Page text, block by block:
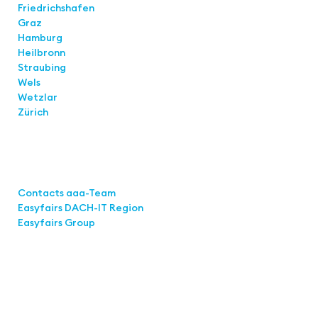
Friedrichshafen
Graz
Hamburg
Heilbronn
Straubing
Wels
Wetzlar
Zürich
Contacts aaa-Team
Easyfairs DACH-IT Region
Easyfairs Group